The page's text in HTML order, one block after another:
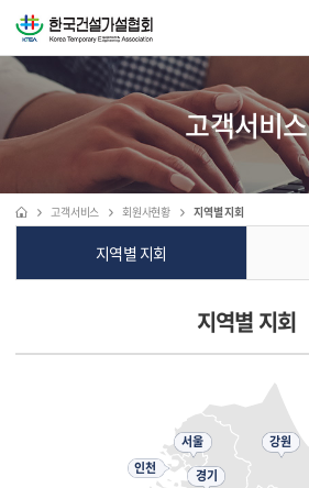
고객서비스
고객서비스 회원사현황 지역별 지회
지역별 지회
지역별 지회
서울
인천 경기
강원